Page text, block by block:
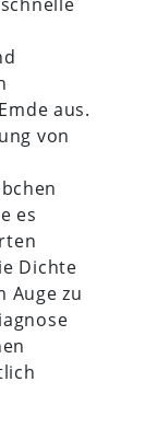
aus.
von
es
Dichte
Auge zu